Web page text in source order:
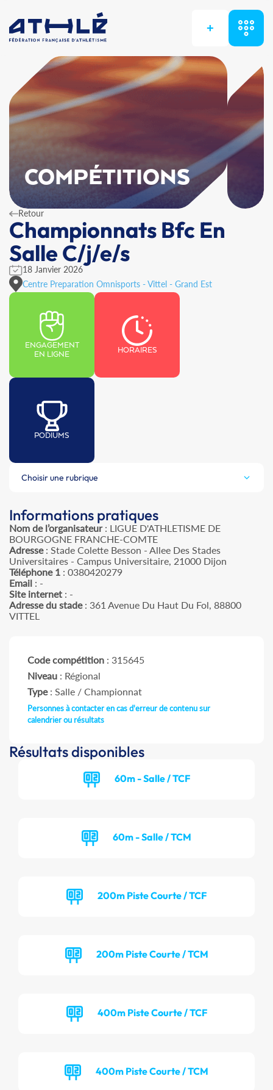
+
COMPÉTITIONS
Retour
Championnats Bfc En
Salle C/j/e/s
18 Janvier 2026
Centre Preparation Omnisports - Vittel - Grand Est
ENGAGEMENT
EN LIGNE
HORAIRES
PODIUMS
Choisir une rubrique
Informations pratiques
Nom de l’organisateur: LIGUE D'ATHLETISME DE
BOURGOGNE FRANCHE-COMTE
Adresse: Stade Colette Besson - Allee Des Stades
Universitaires - Campus Universitaire, 21000 Dijon
Téléphone 1 : 0380420279
Email : -
Site internet : -
Adresse du stade: 361 Avenue Du Haut Du Fol, 88800
VITTEL
Code compétition : 315645
Niveau : Régional
Type: Salle / Championnat
Personnes à contacter en cas d'erreur de contenu sur
calendrier ou résultats
Résultats disponibles
60m - Salle / TCF
60m - Salle / TCM
200m Piste Courte / TCF
200m Piste Courte / TCM
400m Piste Courte / TCF
400m Piste Courte / TCM